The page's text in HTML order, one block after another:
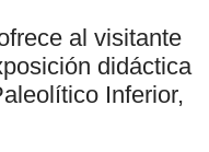
al visitante
didáctica
Inferior,